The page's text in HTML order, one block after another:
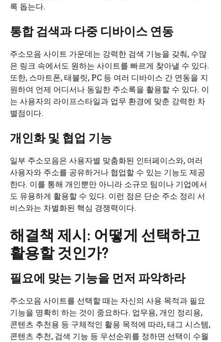
록 돕는다.
통합 검색과 다중 디바이스 연동
주소모음 사이트 가운데는 강력한 검색 기능을 갖춰, 수많
은 링크 속에서도 원하는 사이트를 빠르게 찾아낼 수 있다.
또한, 스마트폰, 태블릿, PC 등 여러 디바이스 간 연동을 지
원하여 언제 어디서나 동일한 주소록을 활용할 수 있다. 이
는 사용자의 라이프스타일과 업무 환경에 맞춘 강력한 차
별점이다.
개인화 및 협업 기능
일부 주소모음은 사용자별 맞춤화된 인터페이스와, 여러
사용자와 주소를 공유하거나 협업할 수 있는 기능도 제공
한다. 이를 통해 개인뿐만 아니라 소규모 팀이나 기업에서
도 유용하게 활용할 수 있다. 이런 점은 단순 주소 정리 서
비스와는 차별화된 핵심 경쟁력이다.
해결책 제시: 어떻게 선택하고
활용할 것인가?
필요에 맞는 기능을 먼저 파악하라
주소모음 사이트를 선택할 때는 자신의 사용 목적과 필요
기능을 명확히 하는 것이 중요하다. 업무용, 개인 정리용,
콘텐츠 추천용 등 구체적인 활용 목적에 따라, 태그 시스템,
콘텐츠 추천, 검색 기능 등 우선순위를 정하면 선택이 수월